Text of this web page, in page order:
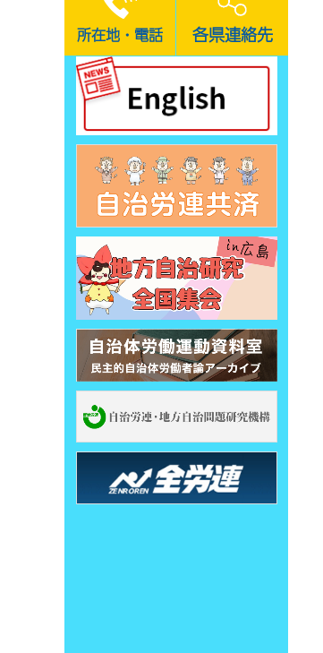
所在地・電話 各県連絡先